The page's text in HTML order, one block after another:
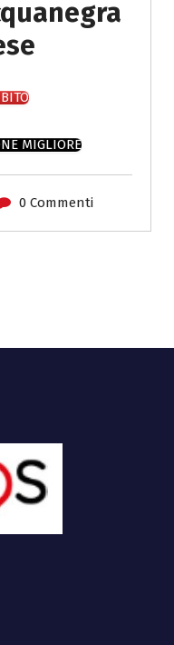
MIGLIORE
0 Commenti